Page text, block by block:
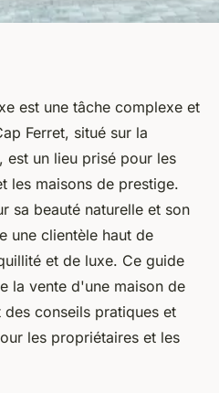
de luxe à
spécificités
de lecture
est une tâche complexe et
Ferret, situé sur la
est un lieu prisé pour les
les maisons de prestige.
sa beauté naturelle et son
une clientèle haut de
et de luxe. Ce guide
la vente d'une maison de
conseils pratiques et
les propriétaires et les